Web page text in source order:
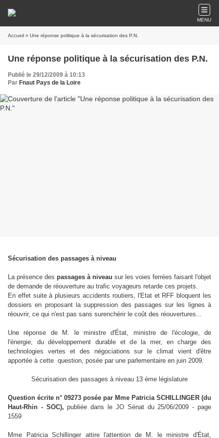
MENU
Accueil » Une réponse politique à la sécurisation des P.N.
Une réponse politique à la sécurisation des P.N.
Publié le 29/12/2009 à 10:13
Par Fnaut Pays de la Loire
Sécurisation des passages à niveau
La présence des passages à niveau sur les voies ferrées faisant l'objet
de demande de réouverture au trafic voyageurs retarde ces projets.
En effet suite à plusieurs accidents routiers, l'Etat et RFF bloquent les
dossiers en proposant la suppression des passages sur les lignes à
réouvrir, ce qui n'est pas sans surenchérir le coût des réouvertures...
Une réponse de M. le ministre d'État, ministre de l'écologie, de
l'énergie, du développement durable et de la mer, en charge des
technologies vertes et des négociations sur le climat vient d'être
apportée à cette question, posée par une parlementaire en juin 2009.
Sécurisation des passages à niveau 13 éme législature
Question écrite n° 09273 posée par Mme Patricia SCHILLINGER (du
Haut-Rhin - SOC), publiée dans le JO Sénat du 25/06/2009 - page
1559
Mme Patricia Schillinger attire l'attention de M. le ministre d'État,